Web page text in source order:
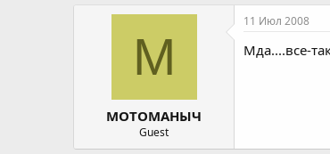
М
МОТОМАНЫЧ
Guest
11 Июл 2008
Мда....все-